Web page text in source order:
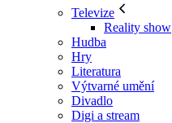
Televize
Reality show
Hudba
Hry
Literatura
Výtvarné umění
Divadlo
Digi a stream